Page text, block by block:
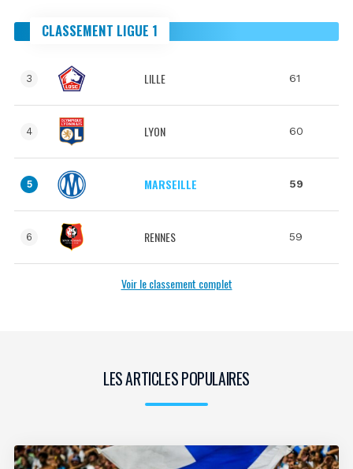
CLASSEMENT LIGUE 1
3 LILLE 61
4 LYON 60
5 MARSEILLE 59
6 RENNES 59
Voir le classement complet
LES ARTICLES POPULAIRES